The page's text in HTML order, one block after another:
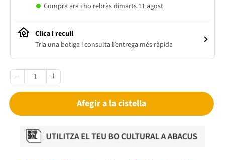
Compra ara i ho rebràs dimarts 11 agost
Clica i recull
Tria una botiga i consulta l’entrega més ràpida
Afegir a la cistella